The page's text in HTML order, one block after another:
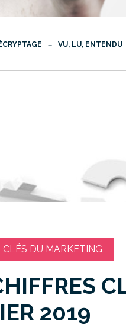
VU, LU, ENTENDU
CLÉS DU MARKETING
2019